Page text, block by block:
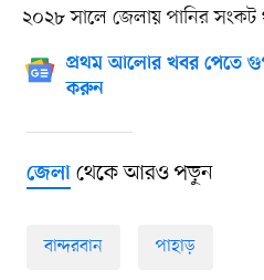
২০২৮ সালে জেলায় পানির সংকট
প্রথম আলোর খবর পেতে
করুন
জেলাথেকে আরও পড়ুন
বান্দরবান পাহাড়